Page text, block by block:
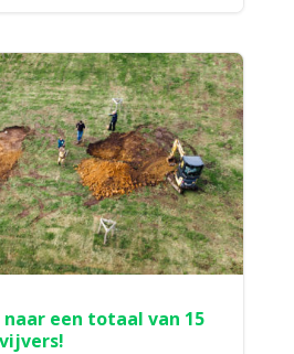
naar een totaal van 15